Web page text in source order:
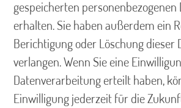
gespeicherten personenbezogenen
erhalten. Sie haben außerdem ein
Berichtigung oder Löschung dieser
verlangen. Wenn Sie eine
Datenverarbeitung erteilt haben,
Einwilligung jederzeit für die